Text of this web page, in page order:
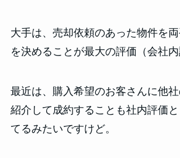
大手は、売却依頼のあった物件を
を決めることが最大の評価（会社内
最近は、購入希望のお客さんに他
紹介して成約することも社内評価
てるみたいですけど。